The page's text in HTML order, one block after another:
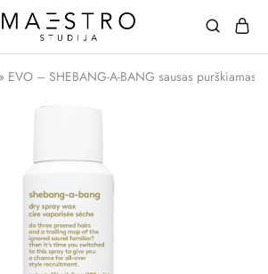
» EVO – SHEBANG-A-BANG sausas